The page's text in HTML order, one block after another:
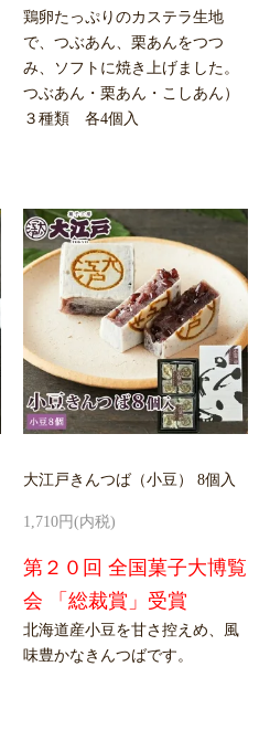
鶏卵たっぷりのカステラ生地
で、つぶあん、栗あんをつつ
み、ソフトに焼き上げました。
つぶあん・栗あん・こしあん）
３種類 各4個入
大江戸きんつば（小豆） 8個入
1,710円(内税)
第２０回 全国菓子大博覧
会 「総裁賞」受賞
北海道産小豆を甘さ控えめ、風
味豊かなきんつばです。